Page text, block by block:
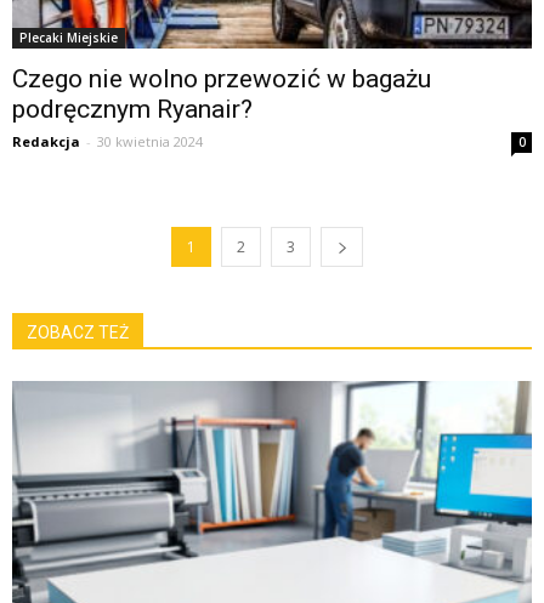
Plecaki Miejskie
Czego nie wolno przewozić w bagażu
podręcznym Ryanair?
Redakcja - 30 kwietnia 2024 0
1 2 3
ZOBACZ TEŻ